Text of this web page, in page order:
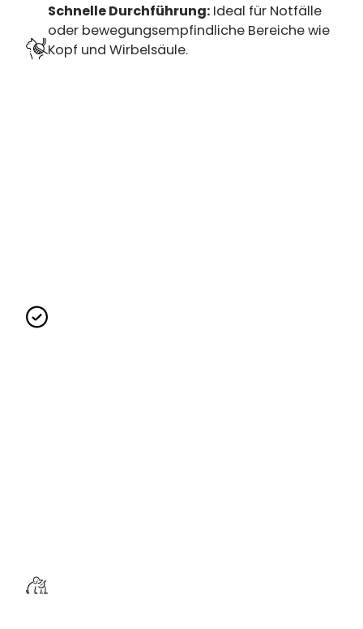
Schnelle Durchführung:Ideal für Notfälle
oder bewegungsempfindliche Bereiche wie
Kopf und Wirbelsäule.